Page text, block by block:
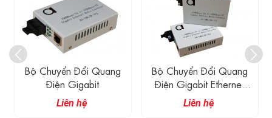
Bộ Chuyển Đổi Quang
Điện Gigabit Ethernet
WDM
Liên hệ
MC201 UPCOM Bộ
Chuyển Đổi Quang Điện
Sang Ethernet
10/100/1000M
Liên hệ